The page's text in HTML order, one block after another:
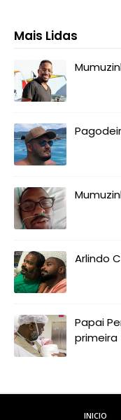
Mais Lidas
Arlindo
Papai
primeira
INICIO